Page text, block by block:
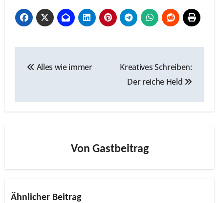
Alles wie immer
Kreatives Schreiben:
Der reiche Held
Von Gastbeitrag
Ähnlicher Beitrag